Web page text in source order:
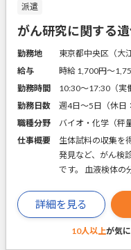
派遣
がん研究に関する
勤務地
東京都中央区（大
給与
時給 1,700円〜
勤務時間
10:30～17:30（実
勤務日数
週4日～5日（休日
職種分野
バイオ・化学（秤
仕事概要
生体試料の収集を
発見など、がん検
です。 血液検体の
詳細を見る
10人以上が気